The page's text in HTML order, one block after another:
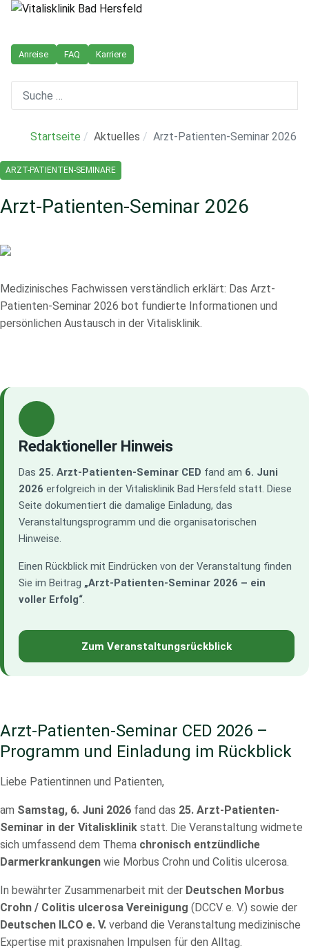
Anreise FAQ Karriere
Suchen
Startseite Aktuelles Arzt-Patienten-Seminar 2026
ARZT-PATIENTEN-SEMINARE
Arzt-Patienten-Seminar 2026
Medizinisches Fachwissen verständlich erklärt: Das Arzt-
Patienten-Seminar 2026 bot fundierte Informationen und
persönlichen Austausch in der Vitalisklinik.
Redaktioneller Hinweis
Das 25. Arzt-Patienten-Seminar CED fand am 6. Juni
2026 erfolgreich in der Vitalisklinik Bad Hersfeld statt. Diese
Seite dokumentiert die damalige Einladung, das
Veranstaltungsprogramm und die organisatorischen
Hinweise.
Einen Rückblick mit Eindrücken von der Veranstaltung finden
Sie im Beitrag „Arzt-Patienten-Seminar 2026 – ein
voller Erfolg“.
Zum Veranstaltungsrückblick
Arzt-Patienten-Seminar CED 2026 –
Programm und Einladung im Rückblick
Liebe Patientinnen und Patienten,
am Samstag, 6. Juni 2026 fand das 25. Arzt-Patienten-
Seminar in der Vitalisklinik statt. Die Veranstaltung widmete
sich umfassend dem Thema chronisch entzündliche
Darmerkrankungen wie Morbus Crohn und Colitis ulcerosa.
In bewährter Zusammenarbeit mit der Deutschen Morbus
Crohn / Colitis ulcerosa Vereinigung (DCCV e. V.) sowie der
Deutschen ILCO e. V. verband die Veranstaltung medizinische
Expertise mit praxisnahen Impulsen für den Alltag.